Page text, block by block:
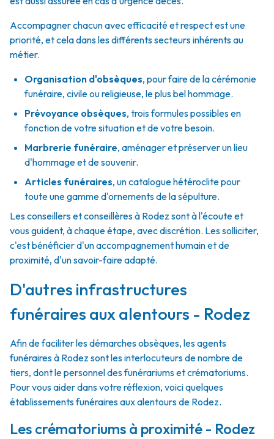
Accompagner chacun avec efficacité et respect est une
priorité, et cela dans les différents secteurs inhérents au
métier.
Organisation d'obsèques, pour faire de la cérémonie
funéraire, civile ou religieuse, le plus bel hommage.
Prévoyance obsèques, trois formules possibles en
fonction de votre situation et de votre besoin.
Marbrerie funéraire, aménager et préserver un lieu
d'hommage et de souvenir.
Articles funéraires, un catalogue hétéroclite pour
toute une gamme d'ornements de la sépulture.
Les conseillers et conseillères à Rodez sont à l'écoute et
vous guident, à chaque étape, avec discrétion. Les solliciter,
c'est bénéficier d'un accompagnement humain et de
proximité, d'un savoir-faire adapté.
D'autres infrastructures
funéraires aux alentours - Rodez
Afin de faciliter les démarches obsèques, les agents
funéraires à Rodez sont les interlocuteurs de nombre de
tiers, dont le personnel des funérariums et crématoriums.
Pour vous aider dans votre réflexion, voici quelques
établissements funéraires aux alentours de Rodez.
Les crématoriums à proximité - Rodez